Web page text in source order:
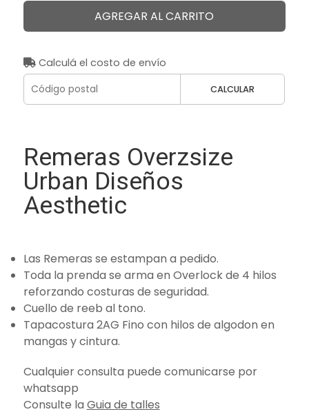
AGREGAR AL CARRITO
Calculá el costo de envío
CALCULAR
Remeras Overzsize
Urban Diseños
Aesthetic
Las Remeras se estampan a pedido.
Toda la prenda se arma en Overlock de 4 hilos
reforzando costuras de seguridad.
Cuello de reeb al tono.
Tapacostura 2AG Fino con hilos de algodon en
mangas y cintura.
Cualquier consulta puede comunicarse por
whatsapp
Consulte la Guia de talles